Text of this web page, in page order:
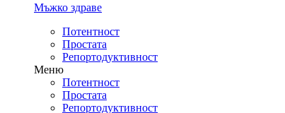
Мъжко здраве
Потентност
Простата
Репортодуктивност
Меню
Потентност
Простата
Репортодуктивност